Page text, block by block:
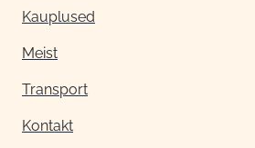
Kauplused
Meist
Transport
Kontakt